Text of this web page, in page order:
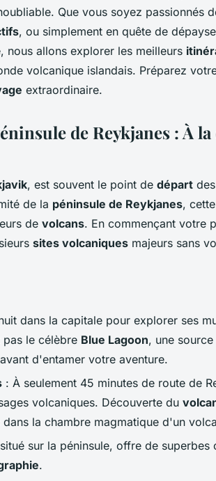
Que vous soyez passionnés
, ou simplement en quête de
nous allons explorer les meilleurs
volcanique islandais. Préparez
extraordinaire.
de Reykjanes : À
, est souvent le point de départ
de la péninsule de Reykjanes,
de volcans. En commençant votre
sites volcaniques majeurs sans
dans la capitale pour explorer ses
le célèbre Blue Lagoon, une
d'entamer votre aventure.
: À seulement 45 minutes de route de
volcaniques. Découverte du
la chambre magmatique d'un
sur la péninsule, offre de superbes
.